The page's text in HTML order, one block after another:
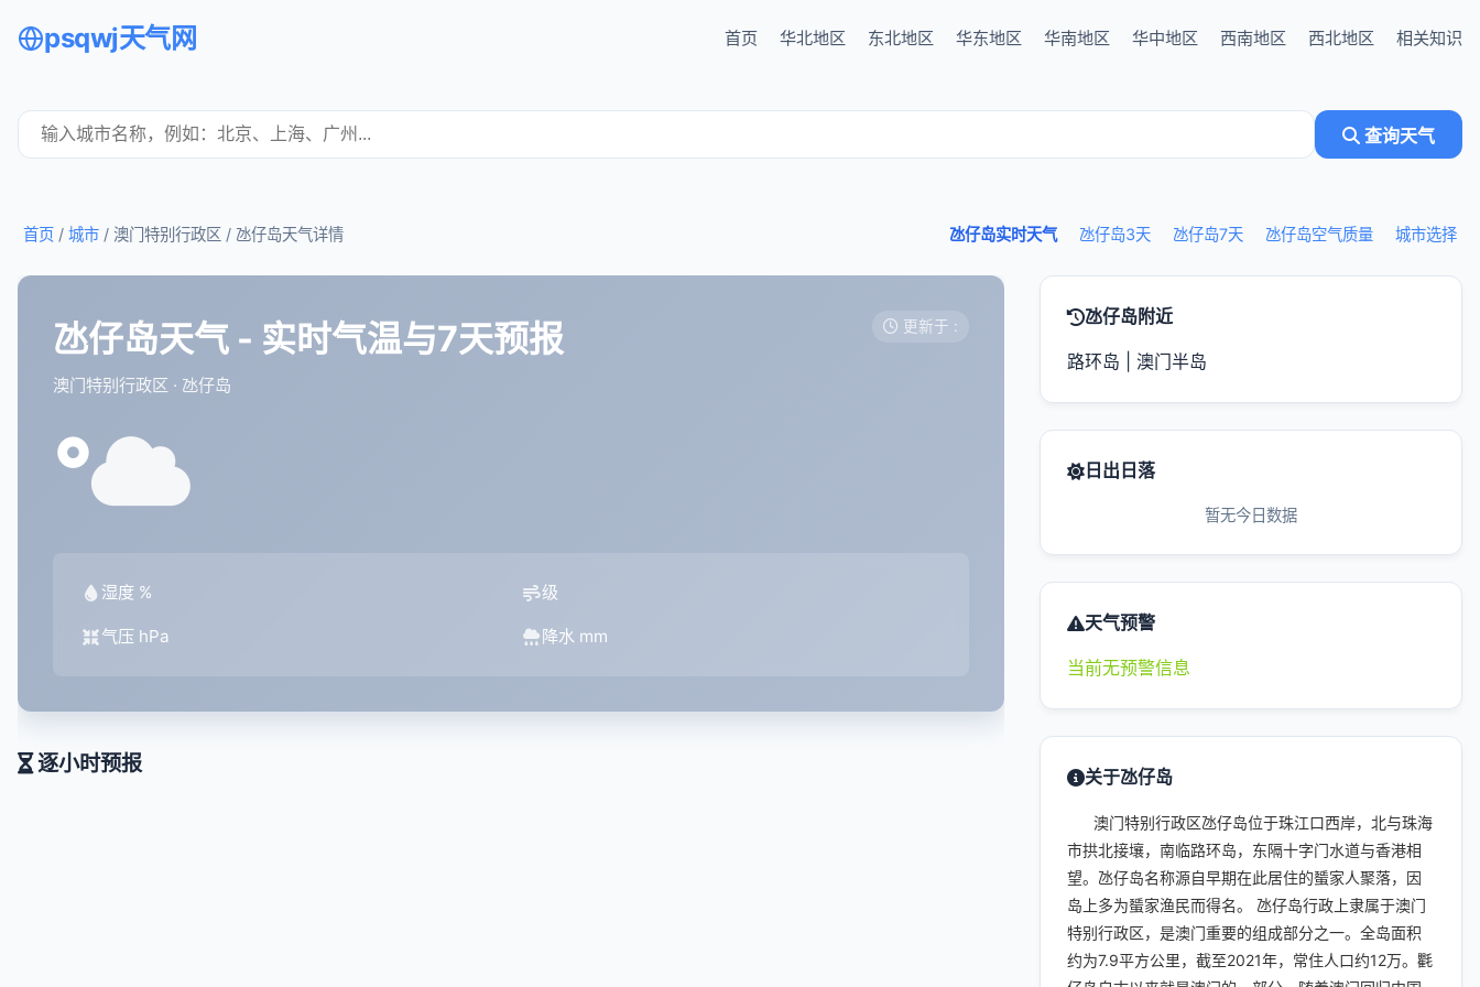
psqwj天气网 首页 华北地区 东北地区 华东地区 华南地区 华中地区 西南地区 西北地区 相关知识
查询天气
氹仔岛实时天气 氹仔岛3天 氹仔岛7天 氹仔岛空气质量 城市选择
首页 / 城市 / 澳门特别行政区 / 氹仔岛天气详情
氹仔岛天气 - 实时气温与7天预报
澳门特别行政区 · 氹仔岛
更新于 :
°
湿度 % 级
气压 hPa 降水 mm
逐小时预报
氹仔岛附近
路环岛 澳门半岛
日出日落
暂无今日数据
天气预警
当前无预警信息
关于氹仔岛
澳门特别行政区氹仔岛位于珠江口西岸，北与珠海
市拱北接壤，南临路环岛，东隔十字门水道与香港相
望。氹仔岛名称源自早期在此居住的蜑家人聚落，因
岛上多为蜑家渔民而得名。 氹仔岛行政上隶属于澳门
特别行政区，是澳门重要的组成部分之一。全岛面积
约为7.9平方公里，截至2021年，常住人口约12万。氍